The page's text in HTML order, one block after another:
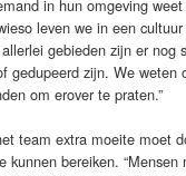
in hun omgeving
leven we in een cultuur
gebieden zijn er nog
gedupeerd zijn. We weten
om erover te praten.”
team extra moeite moet
kunnen bereiken.